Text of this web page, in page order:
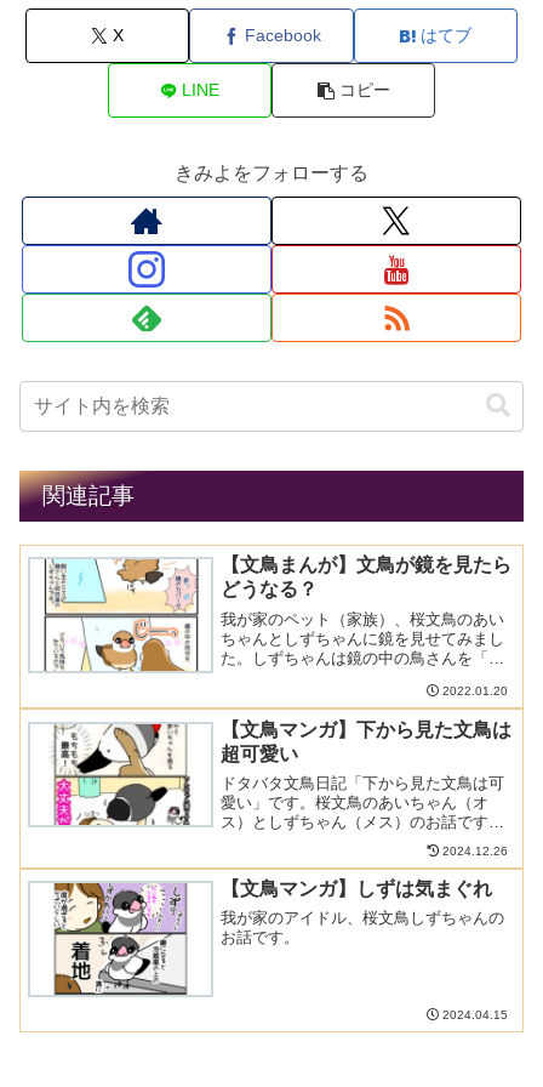
X Facebook はてブ
LINE コピー
きみよをフォローする
関連記事
【文鳥まんが】文鳥が鏡を見たら
どうなる？
我が家のペット（家族）、桜文鳥のあい
ちゃんとしずちゃんに鏡を見せてみまし
た。しずちゃんは鏡の中の鳥さんを「自
も何度も鏡の裏を覗き込みんでいまし
た。続きまして、あいちゃんにも鏡を見
せてみたところ・・・あいち...
2022.01.20
【文鳥マンガ】下から見た文鳥は
超可愛い
ドタバタ文鳥日記「下から見た文鳥は可
愛い」です。桜文鳥のあいちゃん（オ
ス）としずちゃん（メス）のお話です。
飼い主は例えフンを顔に落とされても、
全然平気だよって言うマンガです（笑）
2024.12.26
【文鳥マンガ】しずは気まぐれ
我が家のアイドル、桜文鳥しずちゃんの
お話です。
2024.04.15